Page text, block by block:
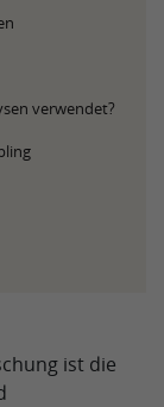
verwendet?
ist die